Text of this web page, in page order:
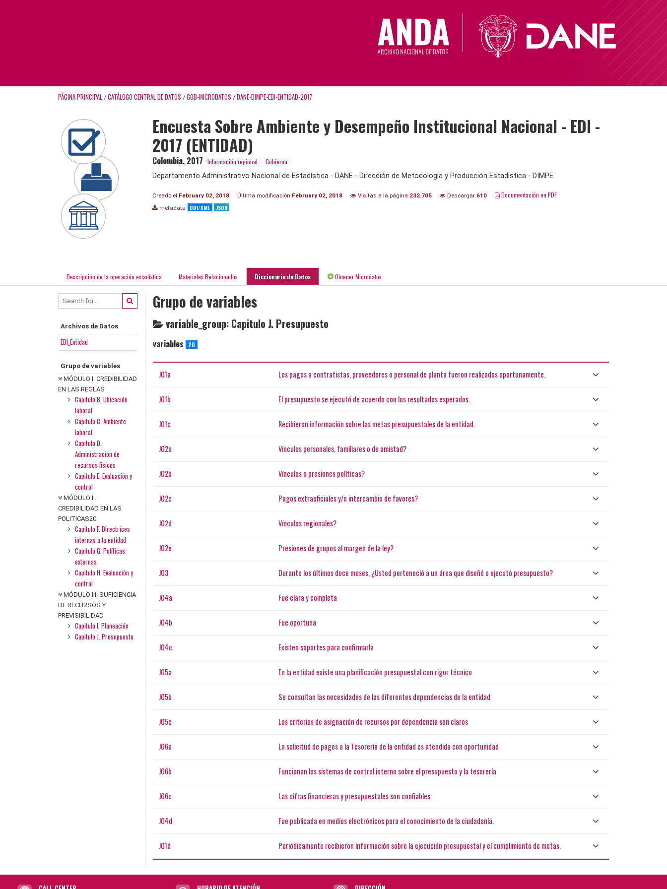
PÁGINA PRINCIPAL / CATÁLOGO CENTRAL DE DATOS / GOB-MICRODATOS / DANE-DIMPE-EDI-ENTIDAD-2017
Encuesta Sobre Ambiente y Desempeño Institucional Nacional - EDI -
2017 (ENTIDAD)
Colombia, 2017 Información regional.
Gobierno.
Departamento Administrativo Nacional de Estadística - DANE - Dirección de Metodología y Producción Estadística - DIMPE
Creado el February 02, 2018 Última modificación February 02, 2018 Visitas a la página 232.705 Descargar 610 Documentación en PDF
metadata DDI/XML JSON
Descripción de la operación estadística Materiales Relacionados Diccionario de Datos Obtener Microdatos
Archivos de Datos
EDI_Entidad
Grupo de variables
MÓDULO I. CREDIBILIDAD
EN LAS REGLAS
Capitulo B. Ubicación
laboral
Capitulo C. Ambiente
laboral
Capitulo D.
Administración de
recursos fisicos
Capitulo E. Evaluación y
control
MÓDULO II.
CREDIBILIDAD EN LAS
POLITICAS20
Capitulo F. Directrices
internas a la entidad
Capitulo G. Políticas
externas
Capitulo H. Evaluación y
control
MÓDULO III. SUFICIENCIA
DE RECURSOS Y
PREVISIBILIDAD
Capitulo I. Planeación
Capitulo J. Presupuesto
Grupo de variables
variable_group: Capitulo J. Presupuesto
variables 20
J01a Los pagos a contratistas, proveedores o personal de planta fueron realizados oportunamente.
J01b El presupuesto se ejecutó de acuerdo con los resultados esperados.
J01c Recibieron información sobre las metas presupuestales de la entidad.
J02a Vínculos personales, familiares o de amistad?
J02b Vínculos o presiones políticas?
J02c Pagos extraoficiales y/o intercambio de favores?
J02d Vínculos regionales?
J02e Presiones de grupos al margen de la ley?
J03 Durante los últimos doce meses, ¿Usted perteneció a un área que diseñó o ejecutó presupuesto?
J04a Fue clara y completa
J04b Fue oportuna
J04c Existen soportes para confirmarla
J05a En la entidad existe una planificación presupuestal con rigor técnico
J05b Se consultan las necesidades de las diferentes dependencias de la entidad
J05c Los criterios de asignación de recursos por dependencia son claros
J06a La solicitud de pagos a la Tesorería de la entidad es atendida con oportunidad
J06b Funcionan los sistemas de control interno sobre el presupuesto y la tesorería
J06c Las cifras financieras y presupuestales son confiables
J04d Fue publicada en medios electrónicos para el conocimiento de la ciudadanía.
J01d Periódicamente recibieron información sobre la ejecución presupuestal y el cumplimiento de metas.